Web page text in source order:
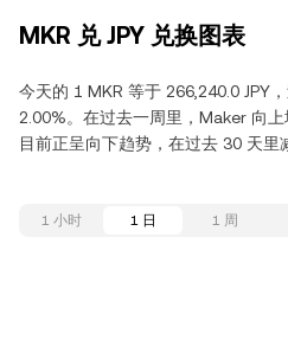
MKR 兑 JPY 兑换图表
今天的 1 MKR 等于 266,240.0 JPY
2.00%。在过去一周里，Maker 向
目前正呈向下趋势，在过去 30 天里
1 小时 1 日 1 周